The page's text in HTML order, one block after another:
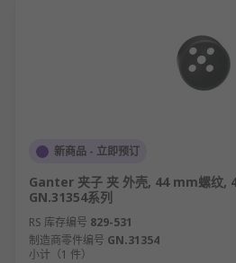
新商品 - 立即预订
Ganter 夹子 夹 外壳, 44 mm螺纹,
GN.31354系列
RS 库存编号 829-531
制造商零件编号 GN.31354
小计（1 件）